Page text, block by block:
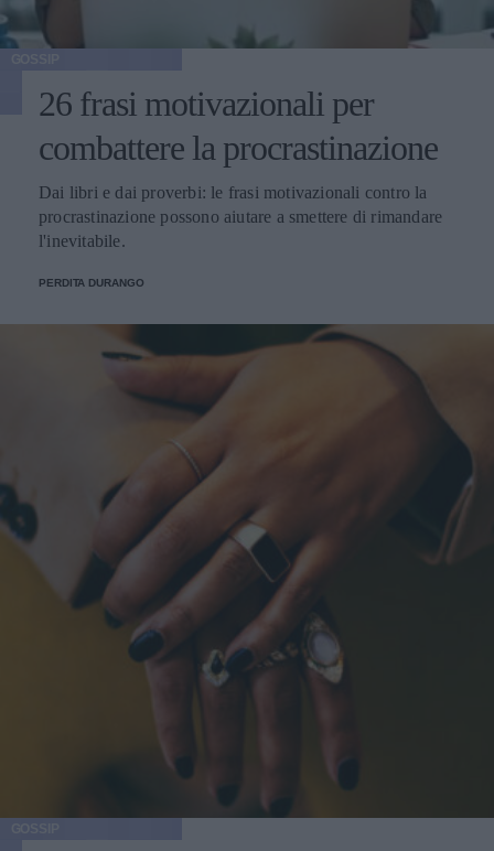
26 frasi motivazionali per
combattere la procrastinazione
Dai libri e dai proverbi: le frasi motivazionali contro la
procrastinazione possono aiutare a smettere di rimandare
l'inevitabile.
PERDITA DURANGO